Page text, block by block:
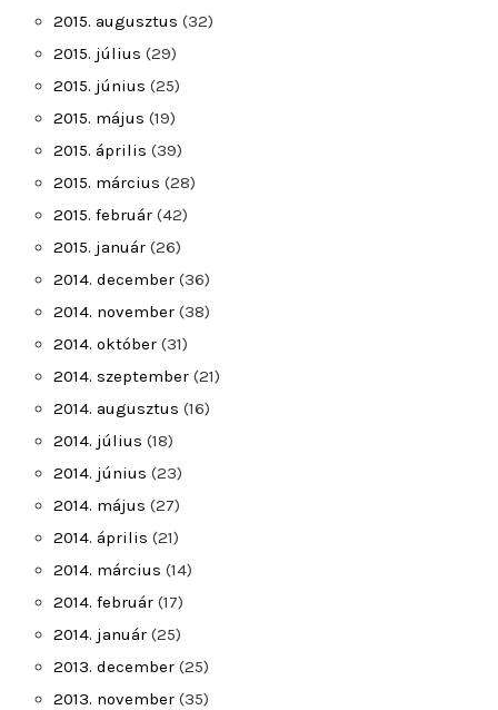
2015. augusztus (32)
2015. július (29)
2015. június (25)
2015. május (19)
2015. április (39)
2015. március (28)
2015. február (42)
2015. január (26)
2014. december (36)
2014. november (38)
2014. október (31)
2014. szeptember (21)
2014. augusztus (16)
2014. július (18)
2014. június (23)
2014. május (27)
2014. április (21)
2014. március (14)
2014. február (17)
2014. január (25)
2013. december (25)
2013. november (35)